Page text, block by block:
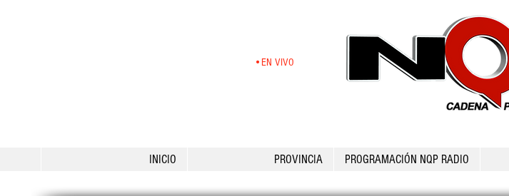
•EN VIVO
INICIO PROVINCIA PROGRAMACIÓN NQP RADIO